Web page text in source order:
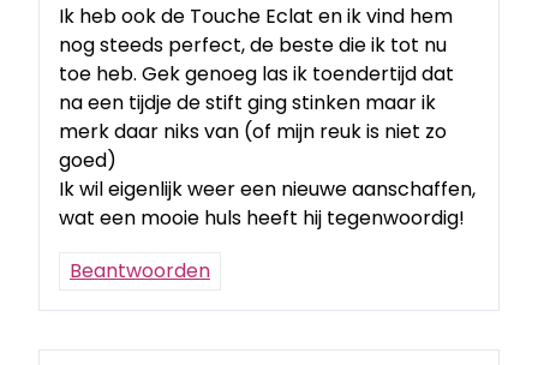
Ik heb ook de Touche Eclat en ik vind hem
nog steeds perfect, de beste die ik tot nu
toe heb. Gek genoeg las ik toendertijd dat
na een tijdje de stift ging stinken maar ik
merk daar niks van (of mijn reuk is niet zo
goed)
Ik wil eigenlijk weer een nieuwe aanschaffen,
wat een mooie huls heeft hij tegenwoordig!
Beantwoorden